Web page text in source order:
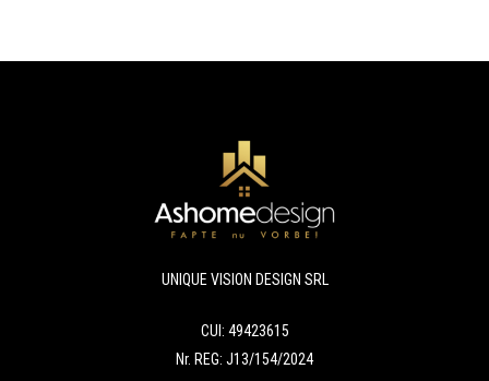
UNIQUE VISION DESIGN SRL
CUI: 49423615
Nr. REG: J13/154/2024